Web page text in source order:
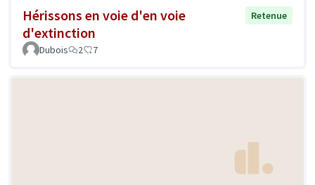
Hérissons en voie d'en voie
d'extinction
Retenue
Dubois 2 7